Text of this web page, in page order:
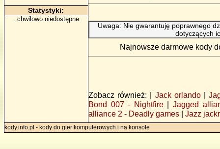
Statystyki:
..chwilowo niedostępne
Uwaga: Nie gwarantuję poprawnego
dotyczących
Najnowsze darmowe kody
Zobacz również: | Jack orlando|
Bond 007 - Nightfire|Jagged
alliance 2 - Deadly games | Jazz
kody.info.pl - kody do gier komputerowych i na konsole